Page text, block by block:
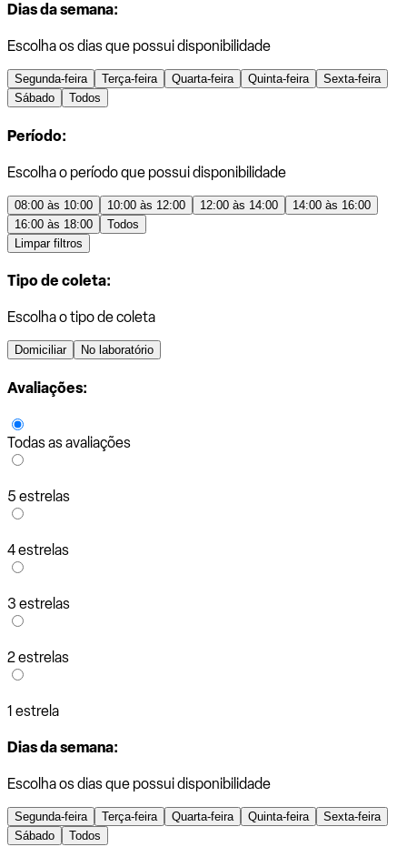
Dias da semana:
Escolha os dias que possui disponibilidade
Segunda-feira Terça-feira Quarta-feira Quinta-feira
Sexta-feira
Sábado
Todos
Período:
Escolha o período que possui disponibilidade
08:00 às 10:00 10:00 às 12:00 12:00 às 14:00
14:00 às 16:00
16:00 às 18:00
Todos
Limpar filtros
Tipo de coleta:
Escolha o tipo de coleta
Domiciliar No laboratório
Avaliações:
Todas as avaliações
5 estrelas
4 estrelas
3 estrelas
2 estrelas
1 estrela
Dias da semana:
Escolha os dias que possui disponibilidade
Segunda-feira Terça-feira Quarta-feira Quinta-feira
Sexta-feira
Sábado
Todos